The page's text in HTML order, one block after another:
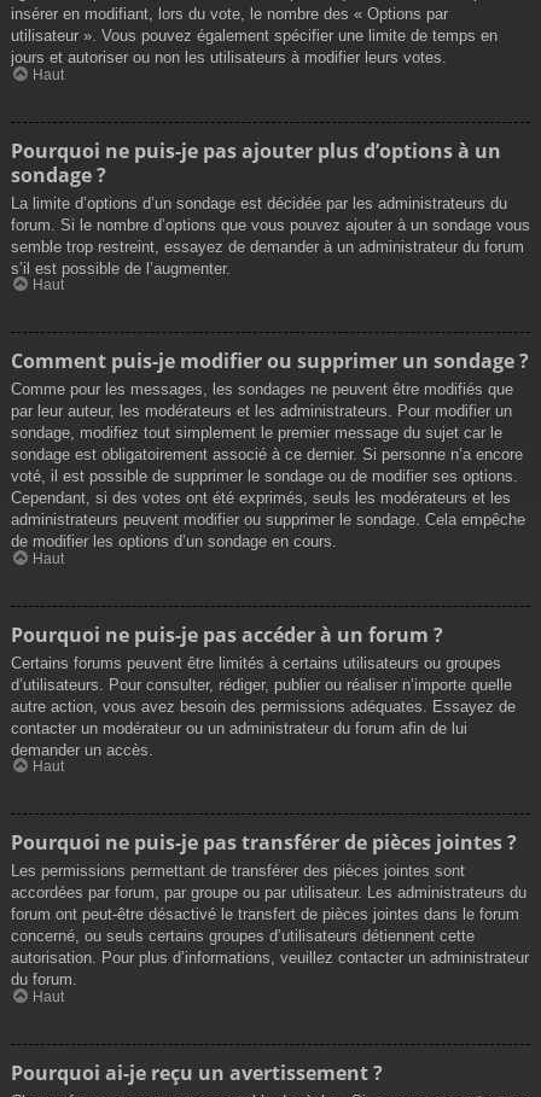
insérer en modifiant, lors du vote, le nombre des « Options par
utilisateur ». Vous pouvez également spécifier une limite de temps en
jours et autoriser ou non les utilisateurs à modifier leurs votes.
Haut
Pourquoi ne puis-je pas ajouter plus d’options à un
sondage ?
La limite d’options d’un sondage est décidée par les administrateurs du
forum. Si le nombre d’options que vous pouvez ajouter à un sondage vous
semble trop restreint, essayez de demander à un administrateur du forum
s’il est possible de l’augmenter.
Haut
Comment puis-je modifier ou supprimer un sondage ?
Comme pour les messages, les sondages ne peuvent être modifiés que
par leur auteur, les modérateurs et les administrateurs. Pour modifier un
sondage, modifiez tout simplement le premier message du sujet car le
sondage est obligatoirement associé à ce dernier. Si personne n’a encore
voté, il est possible de supprimer le sondage ou de modifier ses options.
Cependant, si des votes ont été exprimés, seuls les modérateurs et les
administrateurs peuvent modifier ou supprimer le sondage. Cela empêche
de modifier les options d’un sondage en cours.
Haut
Pourquoi ne puis-je pas accéder à un forum ?
Certains forums peuvent être limités à certains utilisateurs ou groupes
d’utilisateurs. Pour consulter, rédiger, publier ou réaliser n’importe quelle
autre action, vous avez besoin des permissions adéquates. Essayez de
contacter un modérateur ou un administrateur du forum afin de lui
demander un accès.
Haut
Pourquoi ne puis-je pas transférer de pièces jointes ?
Les permissions permettant de transférer des pièces jointes sont
accordées par forum, par groupe ou par utilisateur. Les administrateurs du
forum ont peut-être désactivé le transfert de pièces jointes dans le forum
concerné, ou seuls certains groupes d’utilisateurs détiennent cette
autorisation. Pour plus d’informations, veuillez contacter un administrateur
du forum.
Haut
Pourquoi ai-je reçu un avertissement ?